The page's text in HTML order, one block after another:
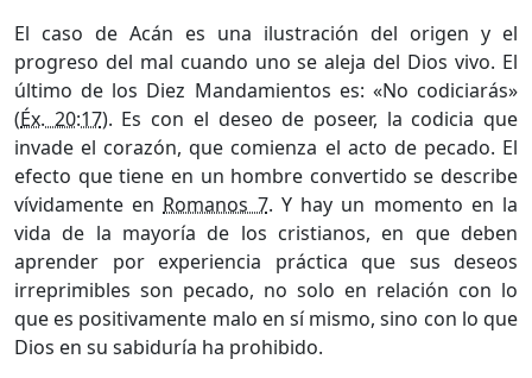
El caso de Acán es una ilustración del origen y el
progreso del mal cuando uno se aleja del Dios vivo. El
último de los Diez Mandamientos es: «No codiciarás»
(Éx. 20:17). Es con el deseo de poseer, la codicia que
invade el corazón, que comienza el acto de pecado. El
efecto que tiene en un hombre convertido se describe
vívidamente en Romanos 7. Y hay un momento en la
vida de la mayoría de los cristianos, en que deben
aprender por experiencia práctica que sus deseos
irreprimibles son pecado, no solo en relación con lo
que es positivamente malo en sí mismo, sino con lo que
Dios en su sabiduría ha prohibido.